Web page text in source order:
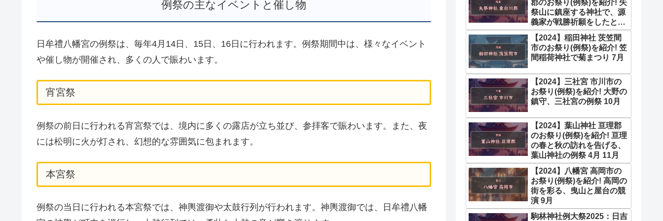
例祭の主なイベントと催し物
日牟禮八幡宮の例祭は、毎年4月14日、15日、16日に行われます。例祭期間中は、様々なイベント
や催し物が開催され、多くの人で賑わいます。
宵宮祭
例祭の前日に行われる宵宮祭では、境内に多くの露店が立ち並び、参拝客で賑わいます。また、夜
には松明に火が灯され、幻想的な雰囲気に包まれます。
本宮祭
例祭の当日に行われる本宮祭では、神輿渡御や太鼓行列が行われます。神輿渡御では、日牟禮八幡
郡のお祭り(例祭)を紹介! 矢
祭山に鎮座する神社で、源
義家が戦勝祈願をしたと伝
わる 10月
【2024】稲田神社 茨笠間
市のお祭り(例祭)を紹介! 笠
間稲荷神社で菊まつり 7月
【2024】三社宮 市川市の
お祭り(例祭)を紹介! 大野の
鎮守、三社宮の例祭 10月
【2024】葉山神社 亘理郡
のお祭り(例祭)を紹介! 亘理
の春と秋の訪れを告げる、
葉山神社の例祭 4月 11月
【2024】八幡宮 高岡市の
お祭り(例祭)を紹介! 高岡の
街を彩る、曳山と屋台の競
演 9月
駒林神社例大祭2025：日吉